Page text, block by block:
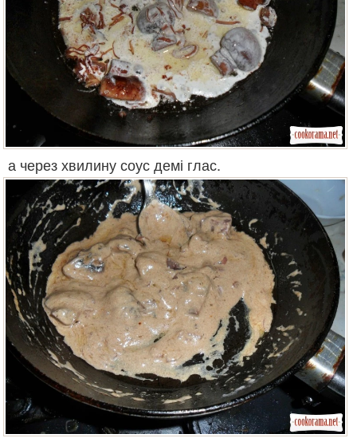
а через хвилину соус демі глас.